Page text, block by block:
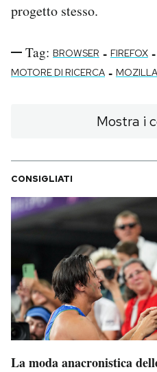
progetto stesso.
Tag: BROWSER - FIREFOX -
MOTORE DI RICERCA - MOZILLA
Mostra i
CONSIGLIATI
La moda anacronistica